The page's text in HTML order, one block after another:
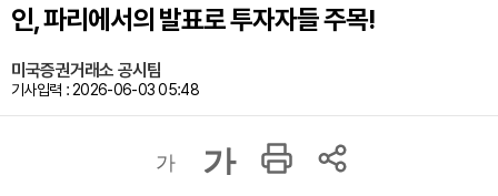
인, 파리에서의 발표로 투자자들 주목!
미국증권거래소 공시팀
기사입력 : 2026-06-03 05:48
가 가